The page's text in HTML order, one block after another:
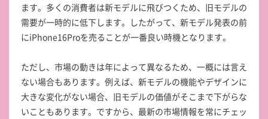
ます。多くの消費者は新モデルに飛びつくため、旧モデルの
需要が一時的に低下します。したがって、新モデル発表の前
にiPhone16Proを売ることが一番良い時機となります。
ただし、市場の動きは年によって異なるため、一概には言え
ない場合もあります。例えば、新モデルの機能やデザインに
大きな変化がない場合、旧モデルの価値がそこまで下がらな
いこともあります。ですから、最新の市場情報を常にチェッ